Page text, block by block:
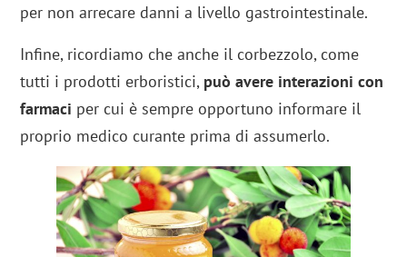
per non arrecare danni a livello gastrointestinale.
Infine, ricordiamo che anche il corbezzolo, come
tutti i prodotti erboristici, può avere interazioni con
farmaci per cui è sempre opportuno informare il
proprio medico curante prima di assumerlo.